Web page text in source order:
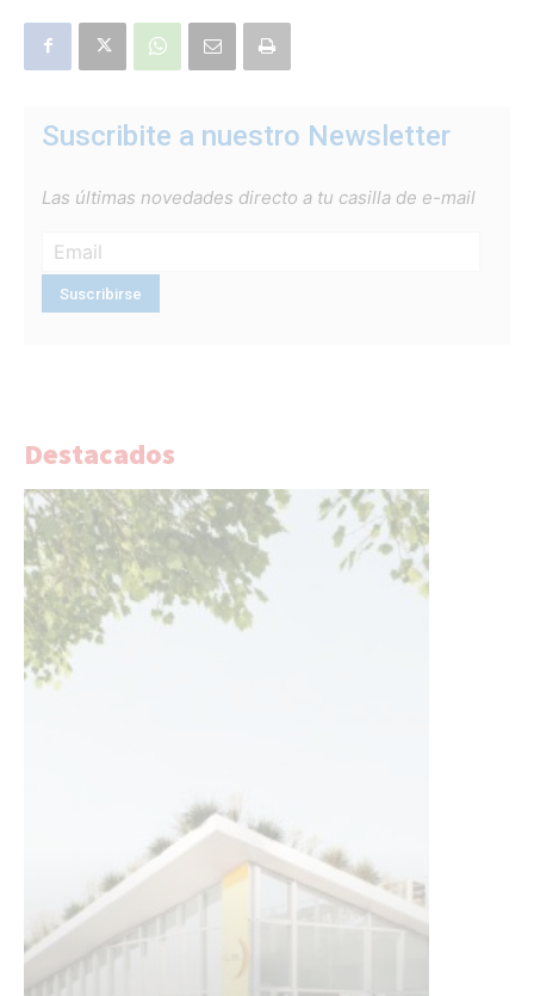
Suscribite a nuestro Newsletter
Las últimas novedades directo a tu casilla de e-mail
Destacados